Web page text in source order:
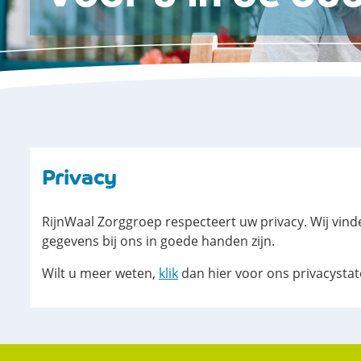
Privacy
RijnWaal Zorggroep respecteert uw privacy. Wij
gegevens bij ons in goede handen zijn.
Wilt u meer weten, klik dan hier voor ons